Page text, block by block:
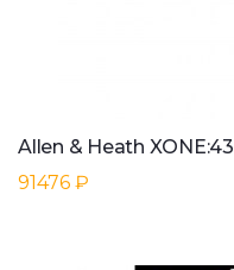
Allen & Heath XONE:43
91476 ₽